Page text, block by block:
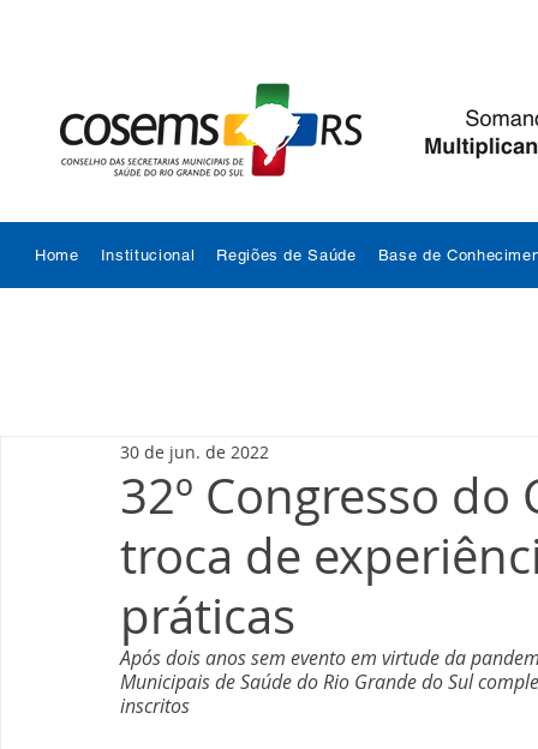
Home Institucional Regiões de Saúde Base de
32º Congresso do
troca de
práticas
30 de jun. de 2022
Após dois anos sem evento em virtude da
Municipais de Saúde do Rio Grande do Sul
inscritos